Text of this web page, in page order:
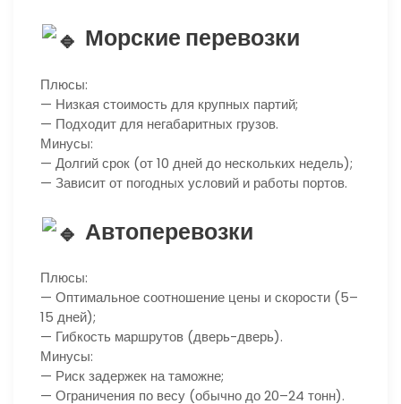
Морские перевозки
Плюсы:
— Низкая стоимость для крупных партий;
— Подходит для негабаритных грузов.
Минусы:
— Долгий срок (от 10 дней до нескольких недель);
— Зависит от погодных условий и работы портов.
Автоперевозки
Плюсы:
— Оптимальное соотношение цены и скорости (5–
15 дней);
— Гибкость маршрутов (дверь-дверь).
Минусы:
— Риск задержек на таможне;
— Ограничения по весу (обычно до 20–24 тонн).